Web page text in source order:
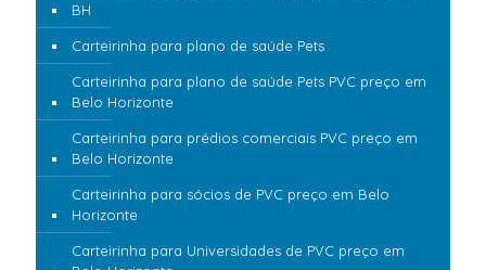
BH
Carteirinha para plano de saúde Pets
Carteirinha para plano de saúde Pets PVC preço em
Belo Horizonte
Carteirinha para prédios comerciais PVC preço em
Belo Horizonte
Carteirinha para sócios de PVC preço em Belo
Horizonte
Carteirinha para Universidades de PVC preço em